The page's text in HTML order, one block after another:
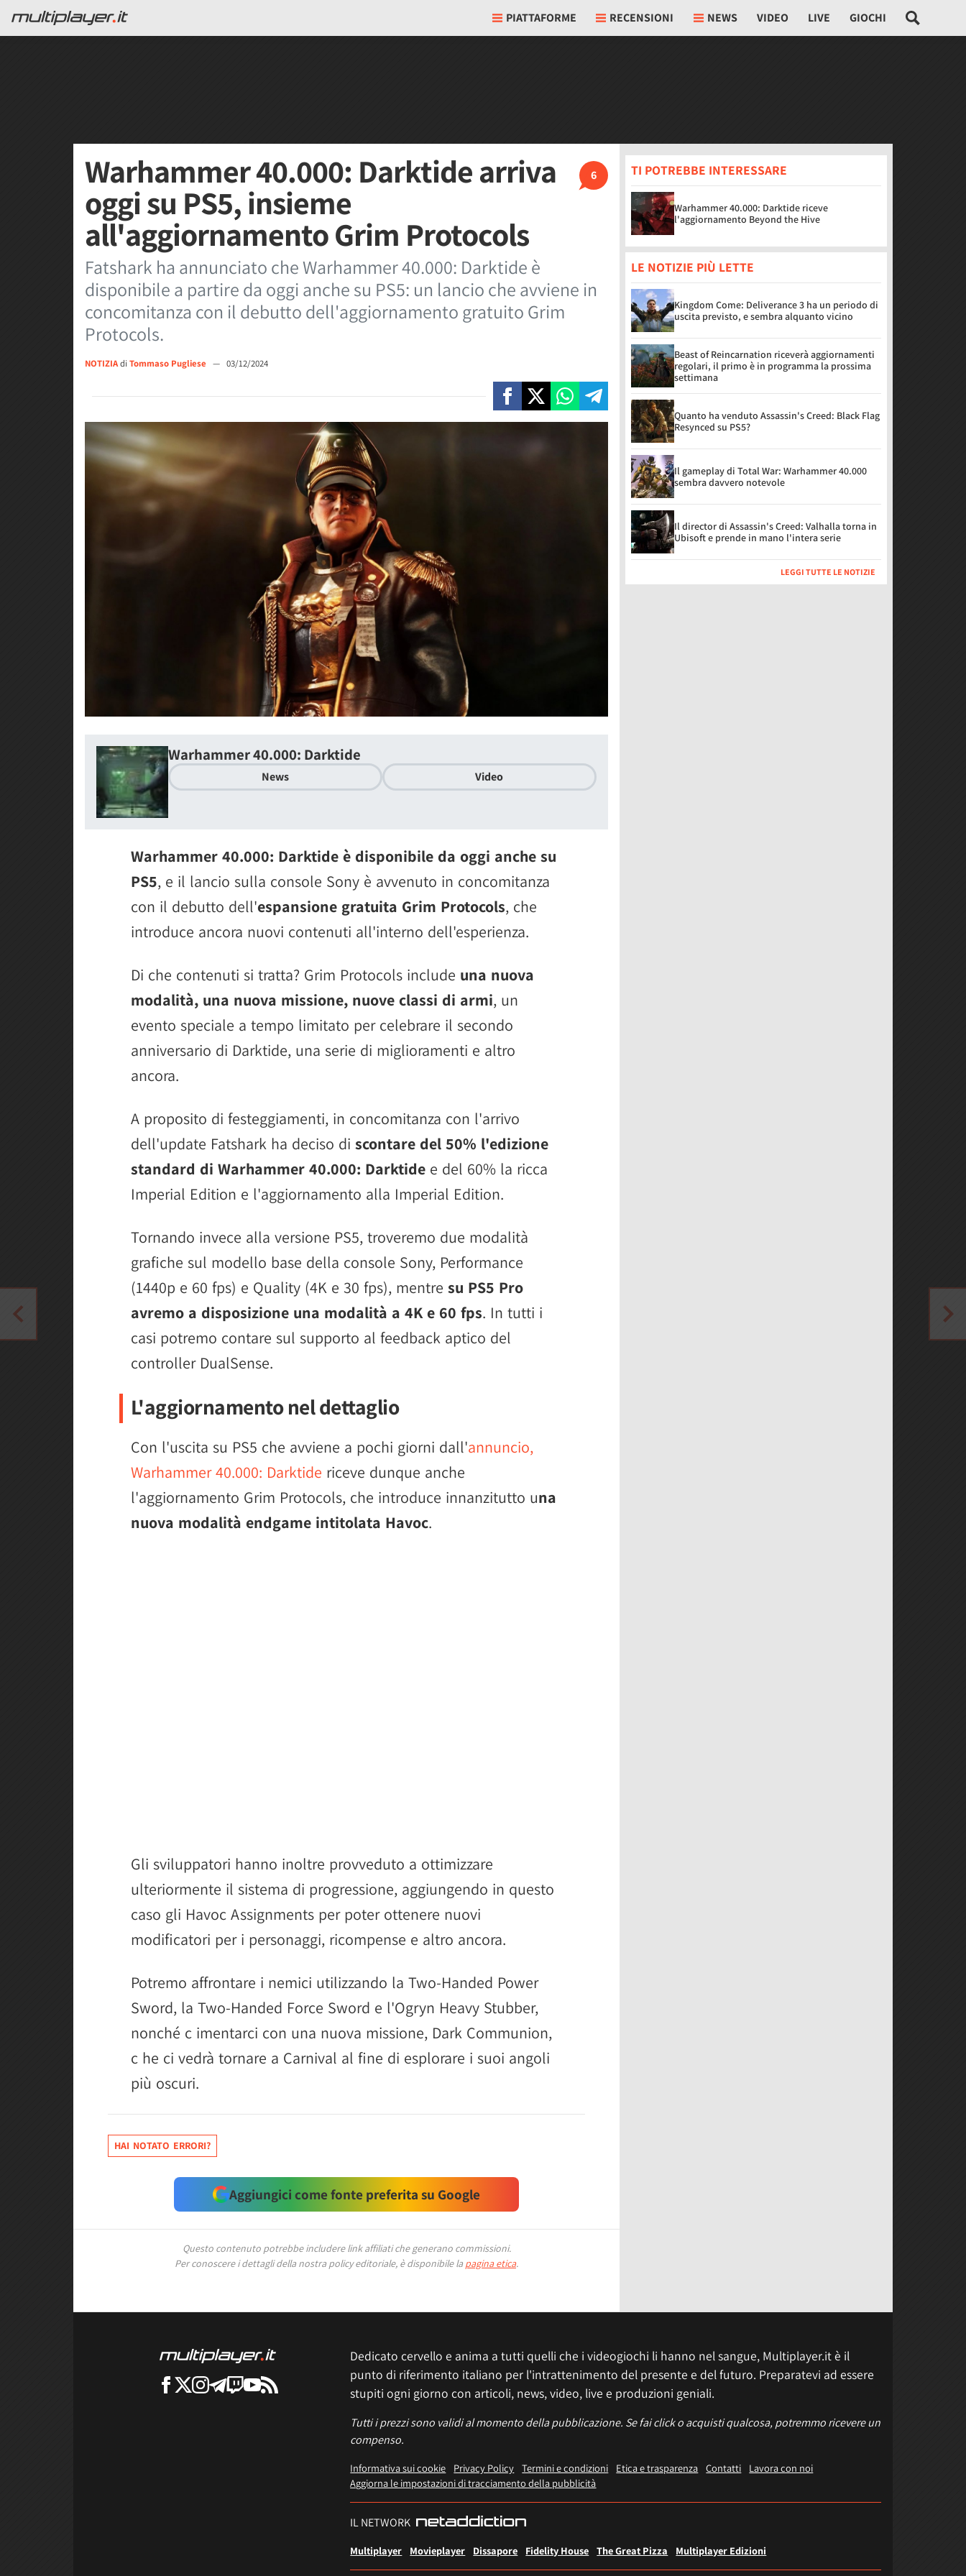
PIATTAFORME RECENSIONI NEWS VIDEO LIVE GIOCHI
6
Warhammer 40.000: Darktide arriva
oggi su PS5, insieme
all'aggiornamento Grim Protocols
Fatshark ha annunciato che Warhammer 40.000: Darktide è
disponibile a partire da oggi anche su PS5: un lancio che avviene in
concomitanza con il debutto dell'aggiornamento gratuito Grim
Protocols.
NOTIZIAdi Tommaso Pugliese — 03/12/2024
Warhammer 40.000: Darktide
News Video
Warhammer 40.000: Darktide è disponibile da oggi anche su
PS5, e il lancio sulla console Sony è avvenuto in concomitanza
con il debutto dell'espansione gratuita Grim Protocols, che
introduce ancora nuovi contenuti all'interno dell'esperienza.
Di che contenuti si tratta? Grim Protocols include una nuova
modalità, una nuova missione, nuove classi di armi, un
evento speciale a tempo limitato per celebrare il secondo
anniversario di Darktide, una serie di miglioramenti e altro
ancora.
A proposito di festeggiamenti, in concomitanza con l'arrivo
dell'update Fatshark ha deciso di scontare del 50% l'edizione
standard di Warhammer 40.000: Darktide e del 60% la ricca
Imperial Edition e l'aggiornamento alla Imperial Edition.
Tornando invece alla versione PS5, troveremo due modalità
grafiche sul modello base della console Sony, Performance
(1440p e 60 fps) e Quality (4K e 30 fps), mentre su PS5 Pro
avremo a disposizione una modalità a 4K e 60 fps. In tutti i
casi potremo contare sul supporto al feedback aptico del
controller DualSense.
L'aggiornamento nel dettaglio
Con l'uscita su PS5 che avviene a pochi giorni dall'annuncio,
Warhammer 40.000: Darktide riceve dunque anche
l'aggiornamento Grim Protocols, che introduce innanzitutto una
nuova modalità endgame intitolata Havoc.
Gli sviluppatori hanno inoltre provveduto a ottimizzare
ulteriormente il sistema di progressione, aggiungendo in questo
caso gli Havoc Assignments per poter ottenere nuovi
modificatori per i personaggi, ricompense e altro ancora.
Potremo affrontare i nemici utilizzando la Two-Handed Power
Sword, la Two-Handed Force Sword e l'Ogryn Heavy Stubber,
nonché c imentarci con una nuova missione, Dark Communion,
c he ci vedrà tornare a Carnival al fine di esplorare i suoi angoli
più oscuri.
HAI NOTATO ERRORI?
Aggiungici come fonte preferita su Google
Questo contenuto potrebbe includere link affiliati che generano commissioni.
Per conoscere i dettagli della nostra policy editoriale, è disponibile la pagina etica.
TI POTREBBE INTERESSARE
Warhammer 40.000: Darktide riceve
l'aggiornamento Beyond the Hive
LE NOTIZIE PIÙ LETTE
Kingdom Come: Deliverance 3 ha un periodo di
uscita previsto, e sembra alquanto vicino
Beast of Reincarnation riceverà aggiornamenti
regolari, il primo è in programma la prossima
settimana
Quanto ha venduto Assassin's Creed: Black Flag
Resynced su PS5?
Il gameplay di Total War: Warhammer 40.000
sembra davvero notevole
Il director di Assassin's Creed: Valhalla torna in
Ubisoft e prende in mano l'intera serie
LEGGI TUTTE LE NOTIZIE
Dedicato cervello e anima a tutti quelli che i videogiochi li hanno nel sangue, Multiplayer.it è il
punto di riferimento italiano per l'intrattenimento del presente e del futuro. Preparatevi ad essere
stupiti ogni giorno con articoli, news, video, live e produzioni geniali.
Tutti i prezzi sono validi al momento della pubblicazione. Se fai click o acquisti qualcosa, potremmo ricevere un
compenso.
Informativa sui cookie Privacy Policy Termini e condizioni Etica e trasparenza Contatti
Lavora con noi
Aggiorna le impostazioni di tracciamento della pubblicità
IL NETWORK
Multiplayer Movieplayer Dissapore Fidelity House The Great Pizza Multiplayer Edizioni